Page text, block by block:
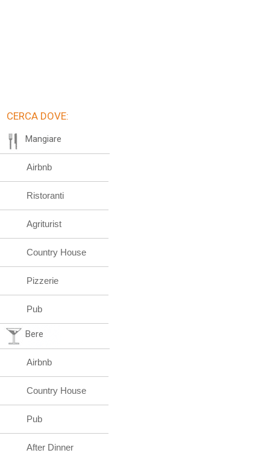
CERCA DOVE:
Mangiare
Airbnb
Ristoranti
Agriturist
Country House
Pizzerie
Pub
Bere
Airbnb
Country House
Pub
After Dinner